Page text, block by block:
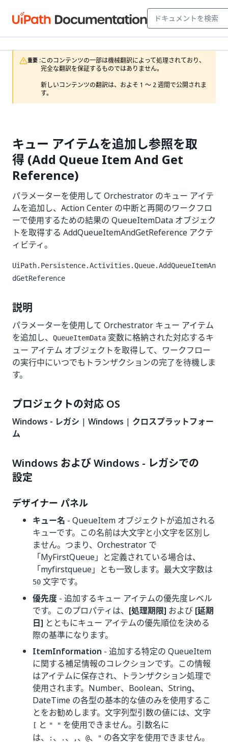
重要 :このコンテンツの一部は機械翻訳によって処理されており、
完全な翻訳を保証するものではありません。
新しいコンテンツの翻訳は、およそ 1 ～ 2 週間で公開されま
す。
キュー アイテムを追加し参照を取
得 (Add Queue Item And Get
Reference)
パラメーターを使用して Orchestrator のキュー アイテ
ムを追加し、Action Center の中断と再開のワークフロ
ーで使用するための結果の QueueItemData オブジェク
トを取得する AddQueueItemAndGetReference アクテ
ィビティ。
UiPath.Persistence.Activities.Queue.AddQueueItemAn
dGetReference
説明
パラメーターを使用して Orchestrator キュー アイテム
を追加し、
QueueItemData 変数に格納された対応するキ
ュー アイテム オブジェクトを取得して、ワークフロー
の実行中にいつでもトランザクションの完了を待機しま
す。
プロジェクトの対応 OS
Windows - レガシ | Windows | クロスプラットフォー
ム
Windows および Windows - レガシでの
設定
デザイナー パネル
キュー名 - QueueItem オブジェクトが追加される
キューです。この名前は大文字と小文字を区別し
ません。つまり、Orchestrator で
「MyFirstQueue」と定義されている場合は、
「myfirstqueue」とも一致します。最大文字数は
50 文字です。
優先度 - 追加するキュー アイテムの優先度レベル
です。このプロパティは、 [処理期限] および [延期
日] とともにキュー アイテムの優先順位を決める
際の基準になります。
ItemInformation - 追加する特定の QueueItem
に関する補足情報のコレクションです。この情報
はアイテムに保存され、トランザクション処理で
使用されます。Number、Boolean、String、
DateTime の各型の基本的な値のみを使用するこ
とをお勧めします。文字列型引数の値には、文字
[ と " " を使用できません。引数名に
は、
: 、 . 、 ,、 @、 " の各文字を使用できません。